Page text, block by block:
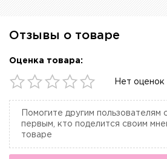
Отзывы о товаре
Оценка товара:
Нет оценок
Помогите другим пользователям
первым, кто поделится своим
товаре